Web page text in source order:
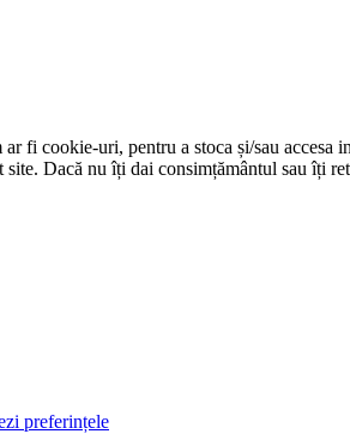
fi cookie-uri, pentru a stoca și/sau
Dacă nu îți dai consimțământul sau îți
preferințele